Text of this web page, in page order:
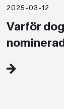
2025-03-12
Varför